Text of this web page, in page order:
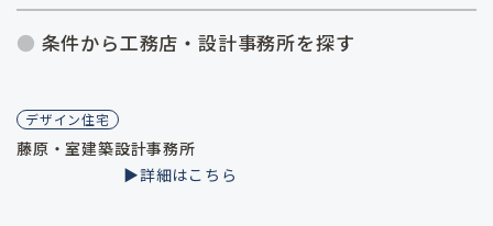
条件から工務店・設計事務所を探す
デザイン住宅
藤原・室建築設計事務所
▶︎詳細はこちら